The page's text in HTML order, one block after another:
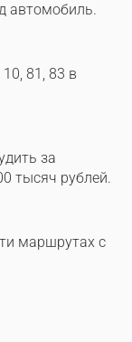
автомобиль.
81, 83 в
за
тысяч рублей.
маршрутах с